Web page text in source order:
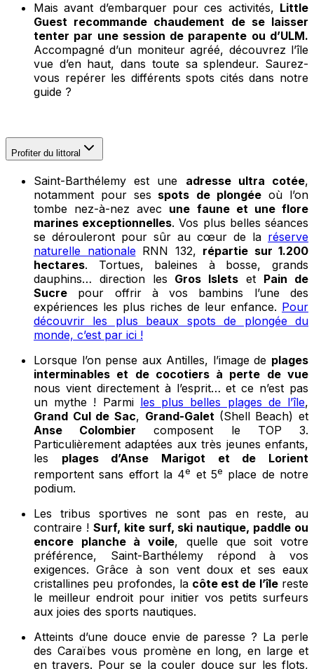
Mais avant d’embarquer pour ces activités, Little
Guest recommande chaudement de se laisser
tenter par une session de parapente ou d’ULM.
Accompagné d’un moniteur agréé, découvrez l’île
vue d’en haut, dans toute sa splendeur. Saurez-
vous repérer les différents spots cités dans notre
guide ?
Profiter du littoral
Saint-Barthélemy est une adresse ultra cotée,
notamment pour ses spots de plongéeoù l’on
tombe nez-à-nez avec une faune et une flore
marines exceptionnelles. Vos plus belles séances
se dérouleront pour sûr au cœur de la réserve
naturelle nationaleRNN 132, répartie sur 1.200
hectares. Tortues, baleines à bosse, grands
dauphins… direction les Gros Islets et Pain de
Sucre pour offrir à vos bambins l’une des
expériences les plus riches de leur enfance. Pour
découvrir les plus beaux spots de plongée du
monde, c’est par ici !
Lorsque l’on pense aux Antilles, l’image de plages
interminables et de cocotiers à perte de vue
nous vient directement à l’esprit… et ce n’est pas
un mythe ! Parmi les plus belles plages de l’île,
Grand Cul de Sac, Grand-Galet (Shell Beach) et
Anse Colombier composent le TOP 3.
Particulièrement adaptées aux très jeunes enfants,
les plages d’Anse Marigot et de Lorient
remportent sans effort la 4e et 5e place de notre
podium.
Les tribus sportives ne sont pas en reste, au
contraire ! Surf, kite surf, ski nautique, paddle ou
encore planche à voile, quelle que soit votre
préférence, Saint-Barthélemy répond à vos
exigences. Grâce à son vent doux et ses eaux
cristallines peu profondes, la côte est de l’îlereste
le meilleur endroit pour initier vos petits surfeurs
aux joies des sports nautiques.
Atteints d’une douce envie de paresse ? La perle
des Caraïbes vous promène en long, en large et
en travers. Pour se la couler douce sur les flots,